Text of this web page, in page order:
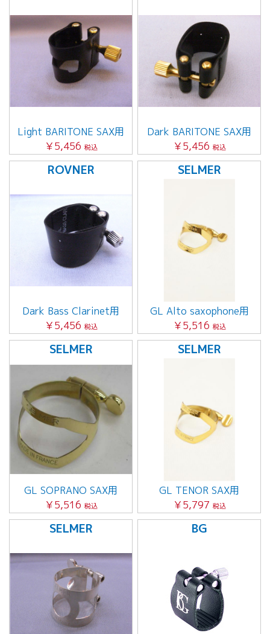
Light BARITONE SAX用
￥5,456 税込
Dark BARITONE SAX用
￥5,456 税込
ROVNER
Dark Bass Clarinet用
￥5,456 税込
SELMER
GL Alto saxophone用
￥5,516 税込
SELMER
GL SOPRANO SAX用
￥5,516 税込
SELMER
GL TENOR SAX用
￥5,797 税込
SELMER BG